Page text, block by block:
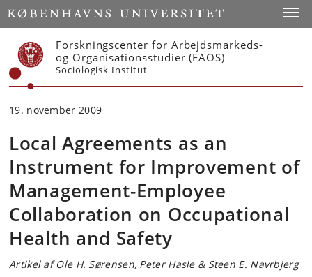
Start
Forskningscenter for Arbejdsmarkeds-
og Organisationsstudier (FAOS)
Sociologisk Institut
19. november 2009
Local Agreements as an
Instrument for Improvement of
Management-Employee
Collaboration on Occupational
Health and Safety
Artikel af Ole H. Sørensen, Peter Hasle & Steen E. Navrbjerg